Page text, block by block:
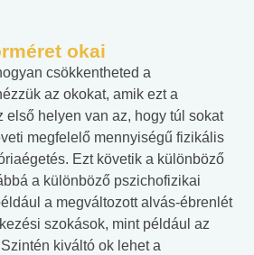
okai
csökkentheted a
az okokat, amik ezt a
első helyen van az, hogy túl sokat
megfelelő mennyiségű fizikális
Ezt követik a különböző
a különböző pszichofizikai
a megváltozott alvás-ébrenlét
szokások, mint például az
kiváltó ok lehet a